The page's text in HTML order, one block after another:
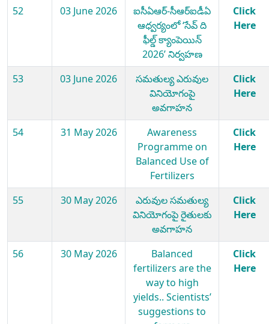
52 03 June 2026
ఐసీఏఆర్-సీఆర్ఐడీఏ
ఆధ్వర్యంలో ‘సేవ్ ది
ఫీల్డ్ క్యాంపెయిన్
2026’ నిర్వహణ
Click
Here
53 03 June 2026
సమతుల్య ఎరువుల
వినియోగంపై
అవగాహన
Click
Here
54 31 May 2026
Awareness
Programme on
Balanced Use of
Fertilizers
Click
Here
55 30 May 2026
ఎరువుల సమతుల్య
వినియోగంపై రైతులకు
అవగాహన
Click
Here
56 30 May 2026
Balanced
fertilizers are the
way to high
yields.. Scientists’
suggestions to
Click
Here